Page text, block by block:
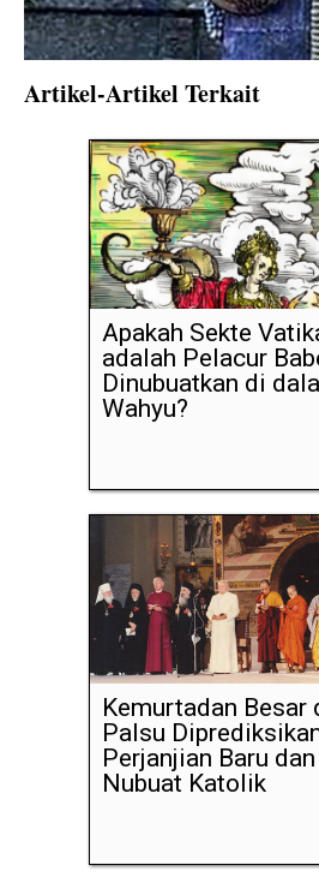
Artikel-Artikel Terkait
Apakah Sekte
adalah Pelacur
Dinubuatkan di
Wahyu?
Kemurtadan Besar
Palsu
Perjanjian Baru
Nubuat Katolik